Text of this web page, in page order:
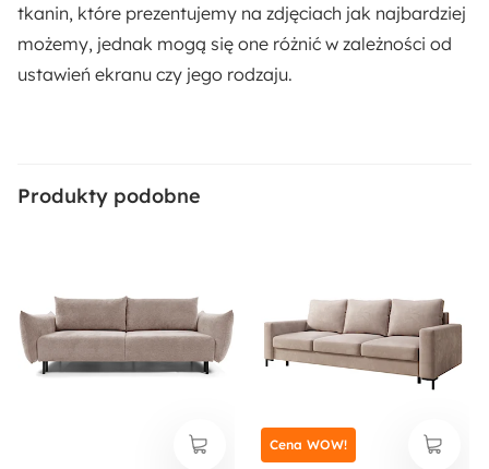
Wysokość nóżek:
17 cm
Materiał nóżek:
Ilość paczek:
2
tkanin, które prezentujemy na zdjęciach jak najbardziej
możemy, jednak mogą się one różnić w zależności od
ustawień ekranu czy jego rodzaju.
Produkty podobne
Cena WOW!